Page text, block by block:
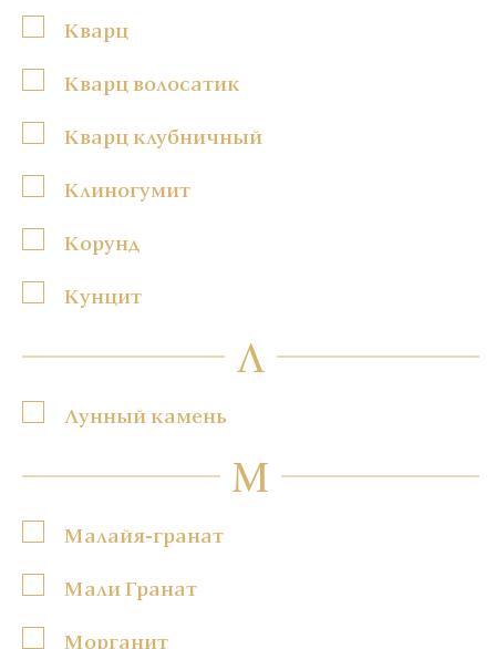
Кварц
Кварц волосатик
Кварц клубничный
Клиногумит
Корунд
Кунцит
Л
Лунный камень
М
Малайя-гранат
Мали Гранат
Морганит